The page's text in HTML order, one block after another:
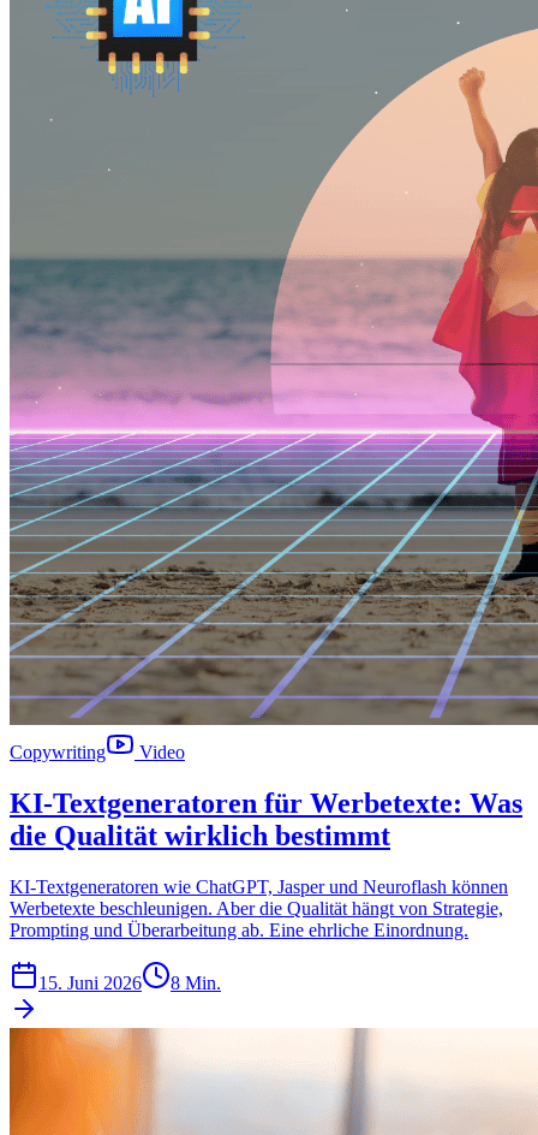
Copywriting Video
KI-Textgeneratoren für Werbetexte: Was
die Qualität wirklich bestimmt
KI-Textgeneratoren wie ChatGPT, Jasper und Neuroflash können
Werbetexte beschleunigen. Aber die Qualität hängt von Strategie,
Prompting und Überarbeitung ab. Eine ehrliche Einordnung.
15. Juni 2026 8 Min.